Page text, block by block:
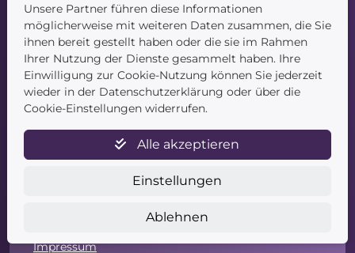
Service
Impressum
Unsere Partner führen diese Informationen
möglicherweise mit weiteren Daten zusammen, die Sie
ihnen bereit gestellt haben oder die sie im Rahmen
Ihrer Nutzung der Dienste gesammelt haben. Ihre
Einwilligung zur Cookie-Nutzung können Sie jederzeit
wieder in der Datenschutzerklärung oder über die
Cookie-Einstellungen widerrufen.
Alle akzeptieren
Einstellungen
Ablehnen